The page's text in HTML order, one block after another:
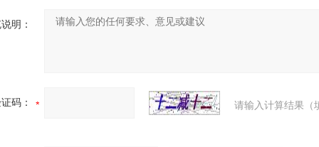
明：
码： 请输入计算结果（